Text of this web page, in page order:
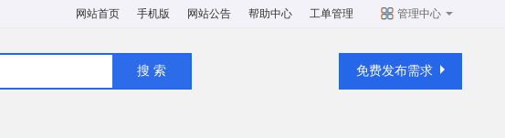
网站首页 手机版 网站公告 帮助中心 工单管理 管理中心
免费发布需求